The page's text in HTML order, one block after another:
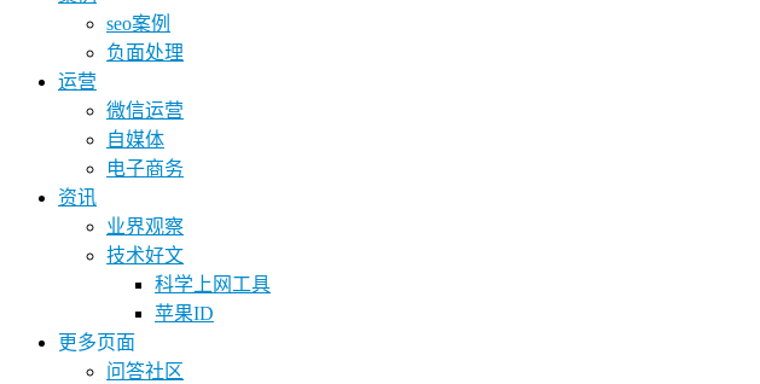
seo案例
负面处理
运营
微信运营
自媒体
电子商务
资讯
业界观察
技术好文
科学上网工具
苹果ID
更多页面
问答社区